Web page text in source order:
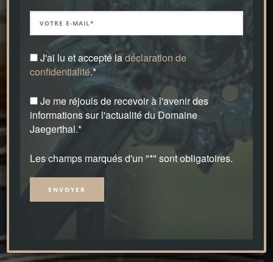
J'ai lu et accepté ladéclaration de
confidentialité.*
Je me réjouis de recevoir à l'avenir des
informations sur l'actualité du Domaine
Jaegerthal.*
Les champs marqués d'un "*" sont obligatoires.